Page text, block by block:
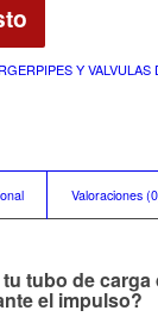
Y
Valoraciones
tubo de
el impulso?